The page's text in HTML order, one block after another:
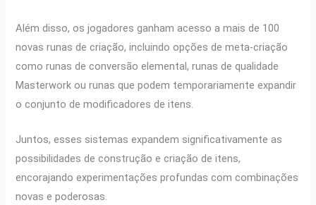
Além disso, os jogadores ganham acesso a mais de 100
novas runas de criação, incluindo opções de meta-criação
como runas de conversão elemental, runas de qualidade
Masterwork ou runas que podem temporariamente expandir
o conjunto de modificadores de itens.
Juntos, esses sistemas expandem significativamente as
possibilidades de construção e criação de itens,
encorajando experimentações profundas com combinações
novas e poderosas.